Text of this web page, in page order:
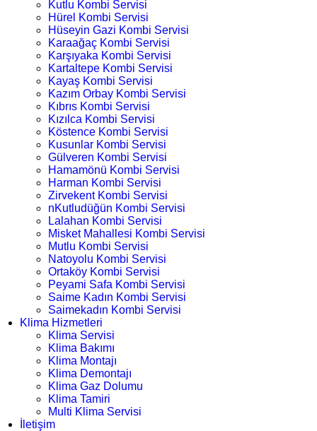
Kutlu Kombi Servisi
Hürel Kombi Servisi
Hüseyin Gazi Kombi Servisi
Karaağaç Kombi Servisi
Karşıyaka Kombi Servisi
Kartaltepe Kombi Servisi
Kayaş Kombi Servisi
Kazım Orbay Kombi Servisi
Kıbrıs Kombi Servisi
Kızılca Kombi Servisi
Köstence Kombi Servisi
Kusunlar Kombi Servisi
Gülveren Kombi Servisi
Hamamönü Kombi Servisi
Harman Kombi Servisi
Zirvekent Kombi Servisi
nKutludüğün Kombi Servisi
Lalahan Kombi Servisi
Misket Mahallesi Kombi Servisi
Mutlu Kombi Servisi
Natoyolu Kombi Servisi
Ortaköy Kombi Servisi
Peyami Safa Kombi Servisi
Saime Kadın Kombi Servisi
Saimekadın Kombi Servisi
Klima Hizmetleri
Klima Servisi
Klima Bakımı
Klima Montajı
Klima Demontajı
Klima Gaz Dolumu
Klima Tamiri
Multi Klima Servisi
İletişim